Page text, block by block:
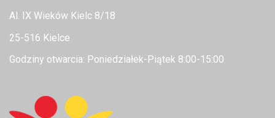
Al. IX Wieków Kielc 8/18
25-516 Kielce
Godziny otwarcia: Poniedziałek-Piątek 8:00-15:00